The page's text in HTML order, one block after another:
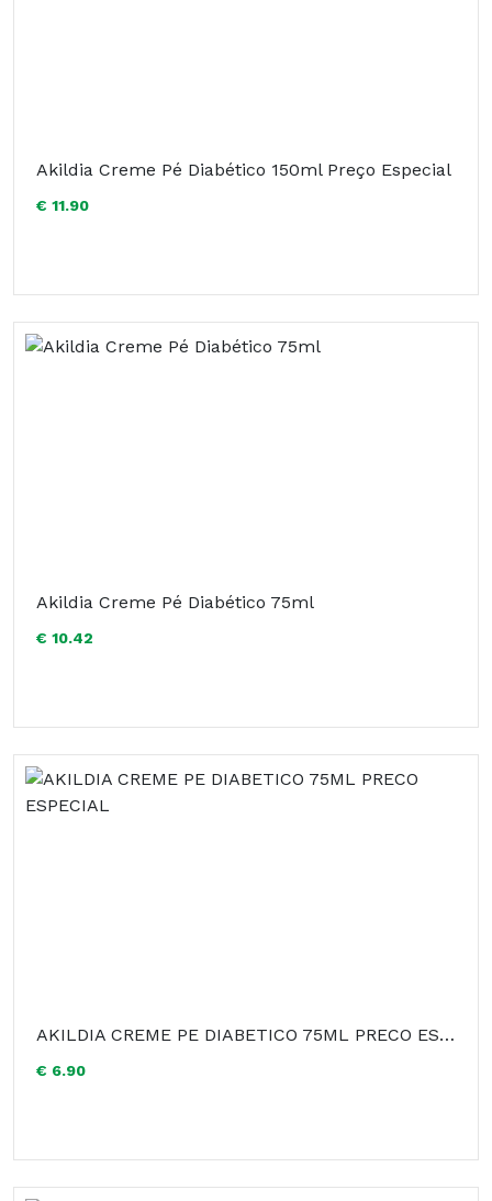
Akildia Creme Pé Diabético 150ml Preço Especial
€ 11.90
Akildia Creme Pé Diabético 75ml
€ 10.42
AKILDIA CREME PE DIABETICO 75ML PRECO ESPECIAL
€ 6.90